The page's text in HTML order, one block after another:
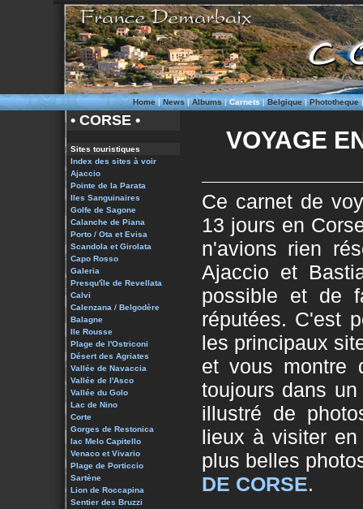
Home|News|Albums|Carnets |Belgique|Phototheque
• CORSE •
Sites touristiques
Index des sites à voir
Ajaccio
Pointe de la Parata
Iles Sanguinaires
Golfe de Sagone
Calanche de Piana
Porto/ Ota et Evisa
Scandola et Girolata
Capo Rosso
Galeria
Presqu'île de Revellata
Calvi
Calenzana / Belgodère
Balagne
Ile Rousse
Plage de l'Ostriconi
Désert des Agriates
Vallée de Navaccia
Vallée de l'Asco
Vallée du Golo
Lac de Nino
Corte
Gorges de Restonica
lac Melo Capitello
Venaco et Vivario
Plage de Porticcio
Sartène
Lion de Roccapina
Sentier des Bruzzi
VOYAGE
Ce carnet de
13 jours en
n'avions rien
Ajaccio et
possible et de
réputées. C'est
les principaux
et vous montre
toujours dans
illustré de
lieux à visiter
plus belles
DE CORSE.